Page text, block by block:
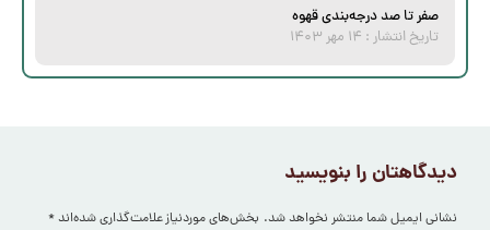
صفر تا صد درجه‌بندی قهوه
تاریخ انتشار : ۱۴ مهر ۱۴۰۳
دیدگاهتان را بنویسید
نشانی ایمیل شما منتشر نخواهد شد. بخش‌های موردنیاز علامت‌گذاری شده‌اند*